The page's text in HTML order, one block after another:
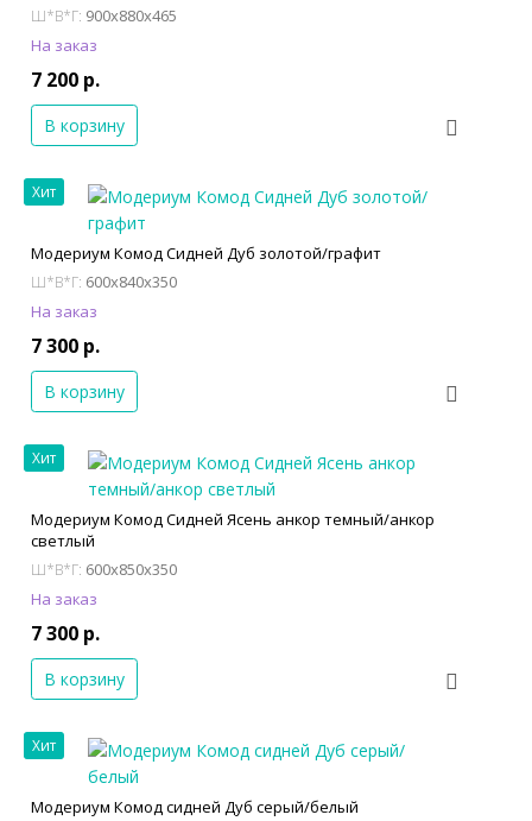
Ш*В*Г: 900x880x465
На заказ
7 200 р.
В корзину
Хит
Модериум Комод Сидней Дуб золотой/графит
Ш*В*Г: 600x840x350
На заказ
7 300 р.
В корзину
Хит
Модериум Комод Сидней Ясень анкор темный/анкор
светлый
Ш*В*Г: 600x850x350
На заказ
7 300 р.
В корзину
Хит
Модериум Комод сидней Дуб серый/белый